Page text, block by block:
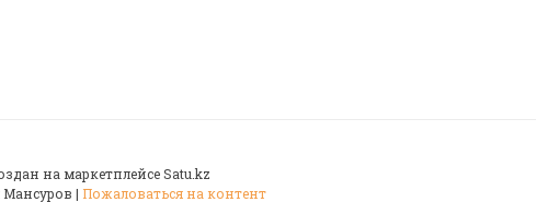
на маркетплейсеSatu.kz
Торговый Дом Мансуров | Пожаловаться на контент